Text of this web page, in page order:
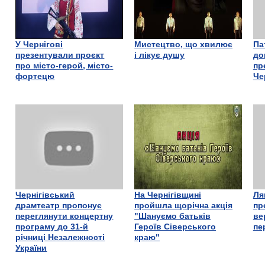
У Чернігові
презентували проєкт
про місто-герой, місто-
фортецю
Мистецтво, що хвилює
і лікує душу
Чернігівський
драмтеатр пропонує
переглянути концертну
програму до 31-й
річниці Незалежності
України
На Чернігівщині
пройшла щорічна акція
"Шануємо батьків
Героїв Сіверського
краю"